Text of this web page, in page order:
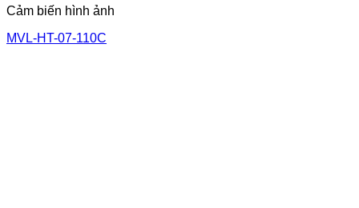
Cảm biến hình ảnh
MVL-HT-07-110C